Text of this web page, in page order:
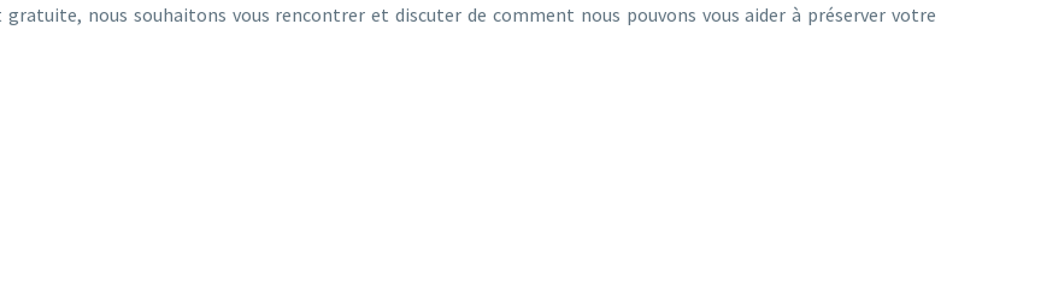
nous souhaitons vous rencontrer et discuter de comment nous pouvons vous aider à préserver votre